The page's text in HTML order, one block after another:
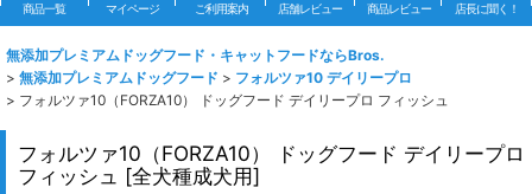
商品一覧 マイページ ご利用案内 店舗レビュー 商品レビュー 店長に聞く！
無添加プレミアムドッグフード・キャットフードならBros.
> 無添加プレミアムドッグフード > フォルツァ10 デイリープロ
> フォルツァ10（FORZA10） ドッグフード デイリープロ フィッシュ
フォルツァ10（FORZA10） ドッグフード デイリープロ
フィッシュ [全犬種成犬用]